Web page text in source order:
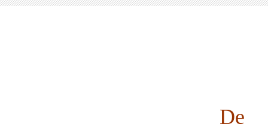
De